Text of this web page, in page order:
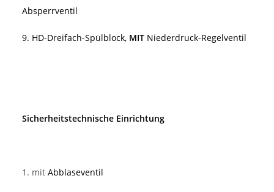
Absperrventil
9. HD-Dreifach-Spülblock, MIT Niederdruck-Regelventil
Sicherheitstechnische Einrichtung
1. mit Abblaseventil